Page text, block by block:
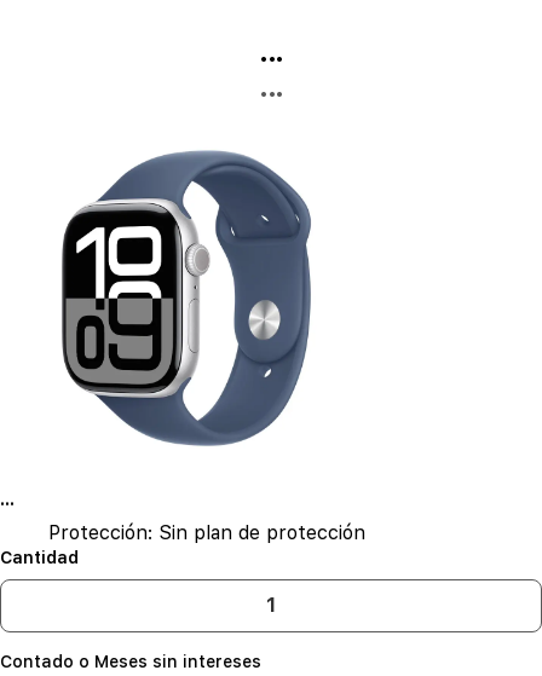
...
...
...
Protección: Sin plan de protección
Cantidad
Contado o Meses sin intereses